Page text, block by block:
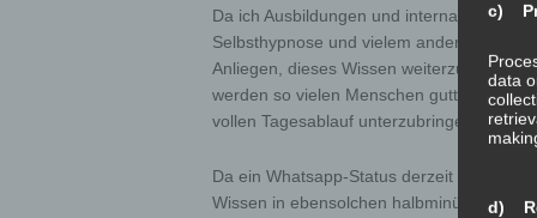
Da ich Ausbildungen und internationale
Selbsthypnose und vielem anderen mehr
Anliegen, dieses Wissen weiterzugeben.
werden so vielen Menschen guttun.
vollen Tagesablauf unterzubringen.
Da ein Whatsapp-Status derzeit 30
Wissen in ebensolchen halbminütigen
c)
data
d)